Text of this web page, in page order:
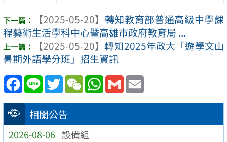
相關公告
2026-08-06 設備組
【2025-05-20】 轉知教育部普通高級中學課
程藝術生活學科中心暨高雄市政府教育局 ...
【2025-05-20】 轉知2025年政大「遊學文山
暑期外語學分班」招生資訊
Facebook
Line TwitterWeChatWhatsApp
Gmail